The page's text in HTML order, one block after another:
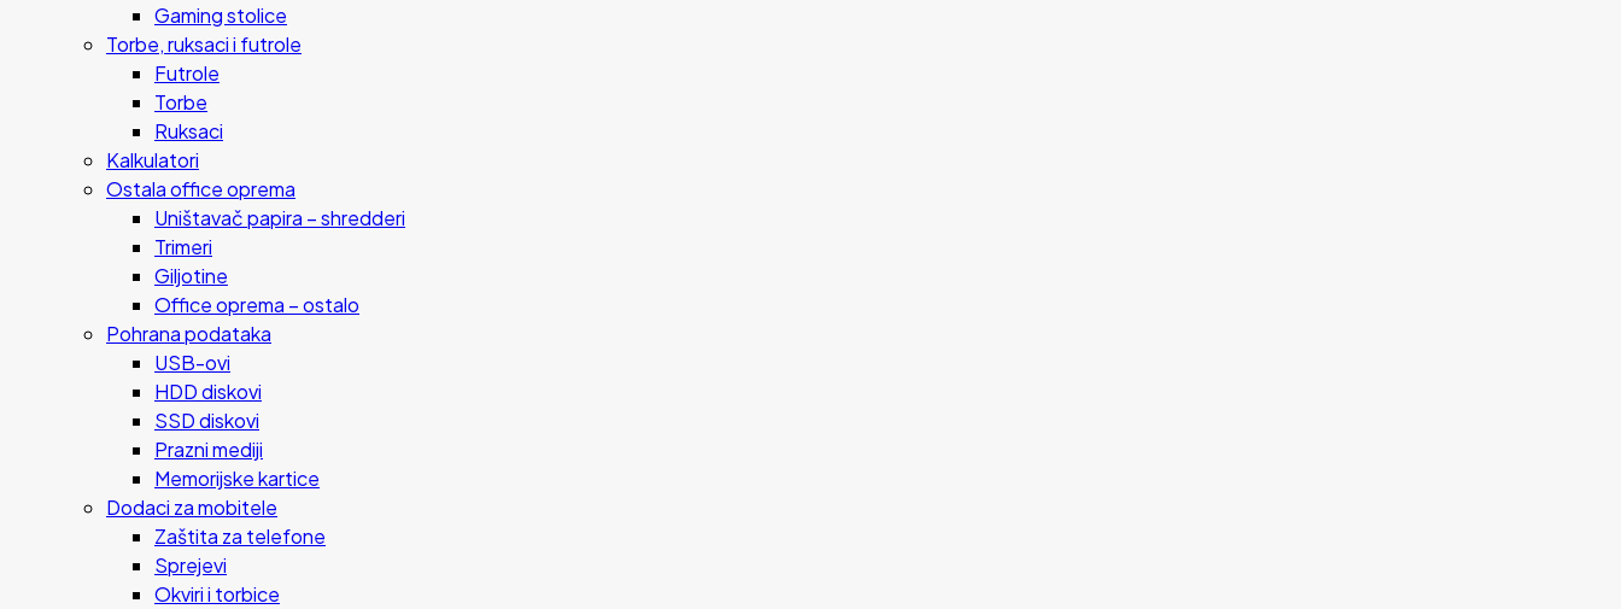
Gaming stolice
Torbe, ruksaci i futrole
Futrole
Torbe
Ruksaci
Kalkulatori
Ostala office oprema
Uništavač papira – shredderi
Trimeri
Giljotine
Office oprema – ostalo
Pohrana podataka
USB-ovi
HDD diskovi
SSD diskovi
Prazni mediji
Memorijske kartice
Dodaci za mobitele
Zaštita za telefone
Sprejevi
Okviri i torbice